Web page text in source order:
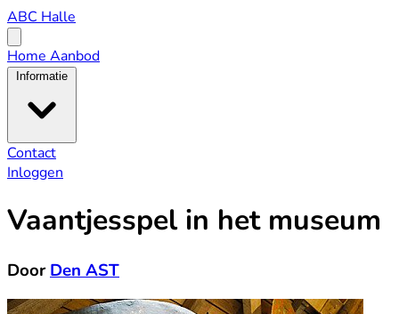
ABC
Halle
ABC Halle
menu
Home Aanbod
Informatie
Contact
Inloggen
Vaantjesspel in het museum
DoorDen AST